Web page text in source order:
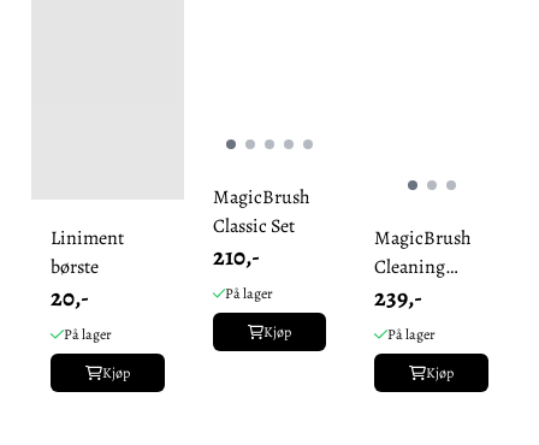
Liniment
børste
20,-
På lager
Kjøp
MagicBrush
Classic Set
210,-
På lager
Kjøp
MagicBrush
Cleaning
Brush Coarse
Wood Arenga
239,-
På lager
Kjøp